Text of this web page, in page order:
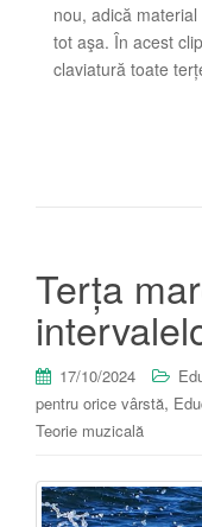
nou, adică
tot aşa. În acest
claviatură toate
Terța
17/10/2024
pentru orice vârstă,
Teorie muzicală